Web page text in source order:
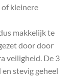
of kleinere
makkelijk te
door door
veiligheid. De 3
stevig geheel